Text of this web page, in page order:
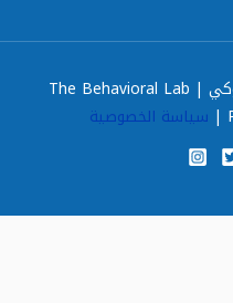
الخصوصية